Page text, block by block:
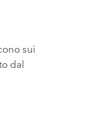
sui
dal